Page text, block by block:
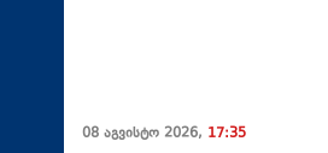
08 აგვისტო 2026, 17:35